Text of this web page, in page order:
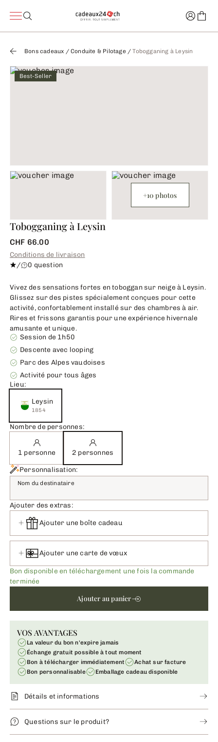
Bons cadeaux /Conduite & Pilotage /Tobogganing à Leysin
Best-Seller
+10 photos
Tobogganing à Leysin
CHF 66.00
Conditions de livraison
/
0 question
Vivez des sensations fortes en toboggan sur neige à Leysin.
Glissez sur des pistes spécialement conçues pour cette
activité, confortablement installé sur des chambres à air.
Rires et frissons garantis pour une expérience hivernale
amusante et unique.
Session de 1h50
Descente avec looping
Parc des Alpes vaudoises
Activité pour tous âges
Lieu:
Leysin
1854
Nombre de personnes:
1 personne 2 personnes
Personnalisation:
Nom du destinataire
Ajouter des extras:
Ajouter une boîte cadeau
Ajouter une carte de vœux
Bon disponible en téléchargement une fois la commande
terminée
Ajouter au panier
VOS AVANTAGES
La valeur du bon n'expire jamais
Échange gratuit possible à tout moment
Bon à télécharger immédiatement
Achat sur facture
Bon personnalisable
Emballage cadeau disponible
Détails et informations
Questions sur le produit?